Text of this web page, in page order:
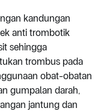
kandungan
anti trombotik
sehingga
trombus pada
obat-obatan
gumpalan darah,
jantung dan